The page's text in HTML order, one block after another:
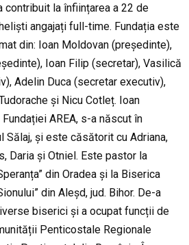
contribuit la înființarea a 22 de
angajați full-time. Fundația este
din: Ioan Moldovan (președinte),
Ioan Filip (secretar), Vasilică
Adelin Duca (secretar executiv),
și Nicu Cotleț. Ioan
AREA, s-a născut în
Sălaj, și este căsătorit cu Adriana,
Daria și Otniel. Este pastor la
din Oradea și la Biserica
din Aleșd, jud. Bihor. De-a
biserici și a ocupat funcții de
Penticostale Regionale